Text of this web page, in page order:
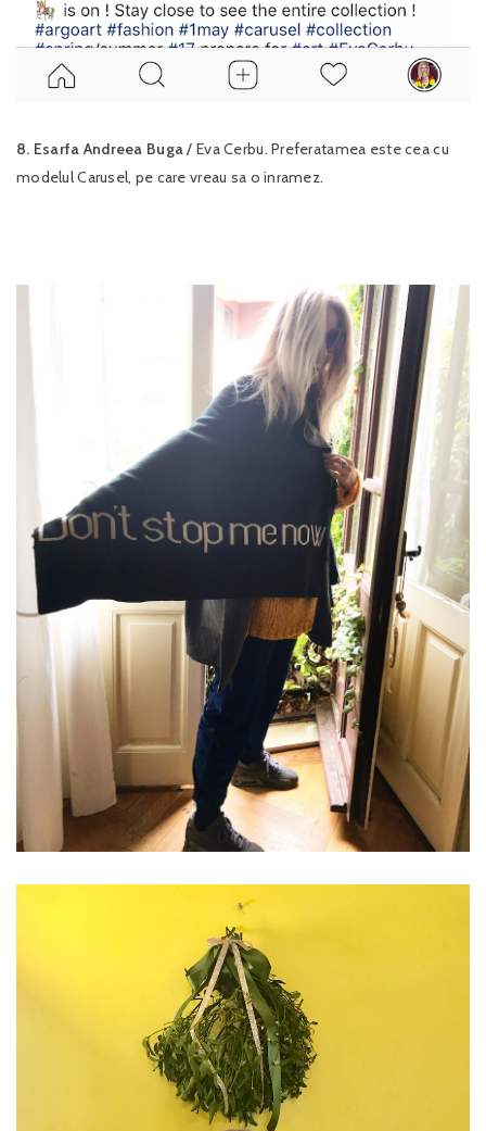
8. Esarfa Andreea Buga/ Eva Cerbu. Preferatamea este cea cu
modelul Carusel, pe care vreau sa o inramez.